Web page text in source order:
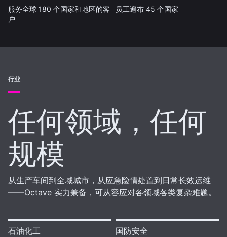
服务全球 180 个国家和地区的客
户
员工遍布 45 个国家
行业
任何领域，任何
规模
从生产车间到全域城市，从应急险情处置到日常长效运维
——Octave 实力兼备，可从容应对各领域各类复杂难题。
石油化工 国防安全